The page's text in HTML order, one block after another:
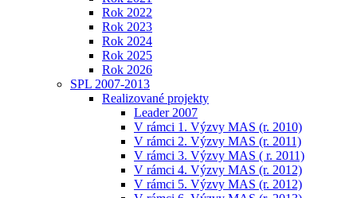
Rok 2022
Rok 2023
Rok 2024
Rok 2025
Rok 2026
SPL 2007-2013
Realizované projekty
Leader 2007
V rámci 1. Výzvy MAS (r. 2010)
V rámci 2. Výzvy MAS (r. 2011)
V rámci 3. Výzvy MAS ( r. 2011)
V rámci 4. Výzvy MAS (r. 2012)
V rámci 5. Výzvy MAS (r. 2012)